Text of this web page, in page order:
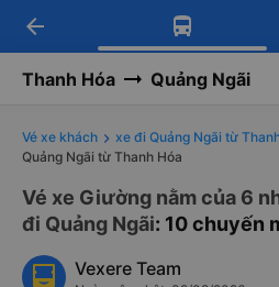
Tải app Vexere
Nhận ưu đãi thành
Tải app Vexere
-30k/ghế khi đặt vé
arrow_back
Thanh Hóa Quảng Ngãi
Vé xe khách xe đi Quảng Ngãi từ
Quảng Ngãi từ Thanh Hóa
Vé xe Giường nằm của 6
đi Quảng Ngãi: 10 chuyến
Vexere Team